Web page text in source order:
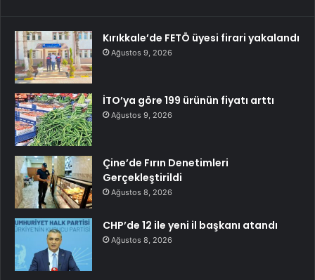
Kırıkkale’de FETÖ üyesi firari yakalandı
Ağustos 9, 2026
İTO’ya göre 199 ürünün fiyatı arttı
Ağustos 9, 2026
Çine’de Fırın Denetimleri
Gerçekleştirildi
Ağustos 8, 2026
CHP’de 12 ile yeni il başkanı atandı
Ağustos 8, 2026